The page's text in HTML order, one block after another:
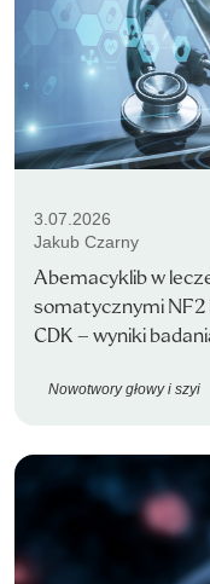
3.07.2026
Jakub Czarny
Abemacyklib w
somatycznymi NF2
CDK – wyniki
Nowotwory głowy i szyi